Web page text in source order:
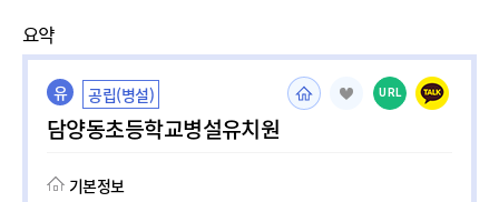
요약
유 공립(병설)
담양동초등학교병설유치원
URL
기본정보